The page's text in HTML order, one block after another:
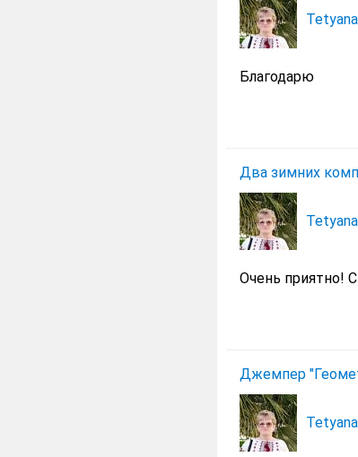
Tetyana
Благодарю
Два зимних
Tetyana
Очень приятно!
Джемпер
Tetyana